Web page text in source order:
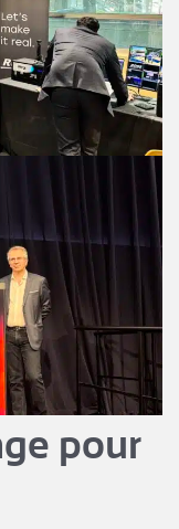
pour